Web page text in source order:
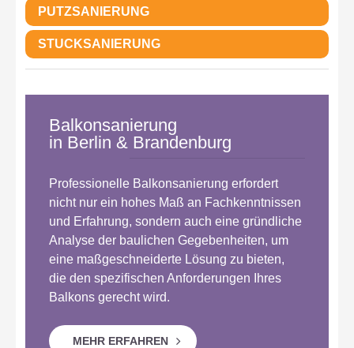
PUTZSANIERUNG
STUCKSANIERUNG
Balkonsanierung
in Berlin & Brandenburg
Professionelle Balkonsanierung erfordert
nicht nur ein hohes Maß an Fachkenntnissen
und Erfahrung, sondern auch eine gründliche
Analyse der baulichen Gegebenheiten, um
eine maßgeschneiderte Lösung zu bieten,
die den spezifischen Anforderungen Ihres
Balkons gerecht wird.
MEHR ERFAHREN